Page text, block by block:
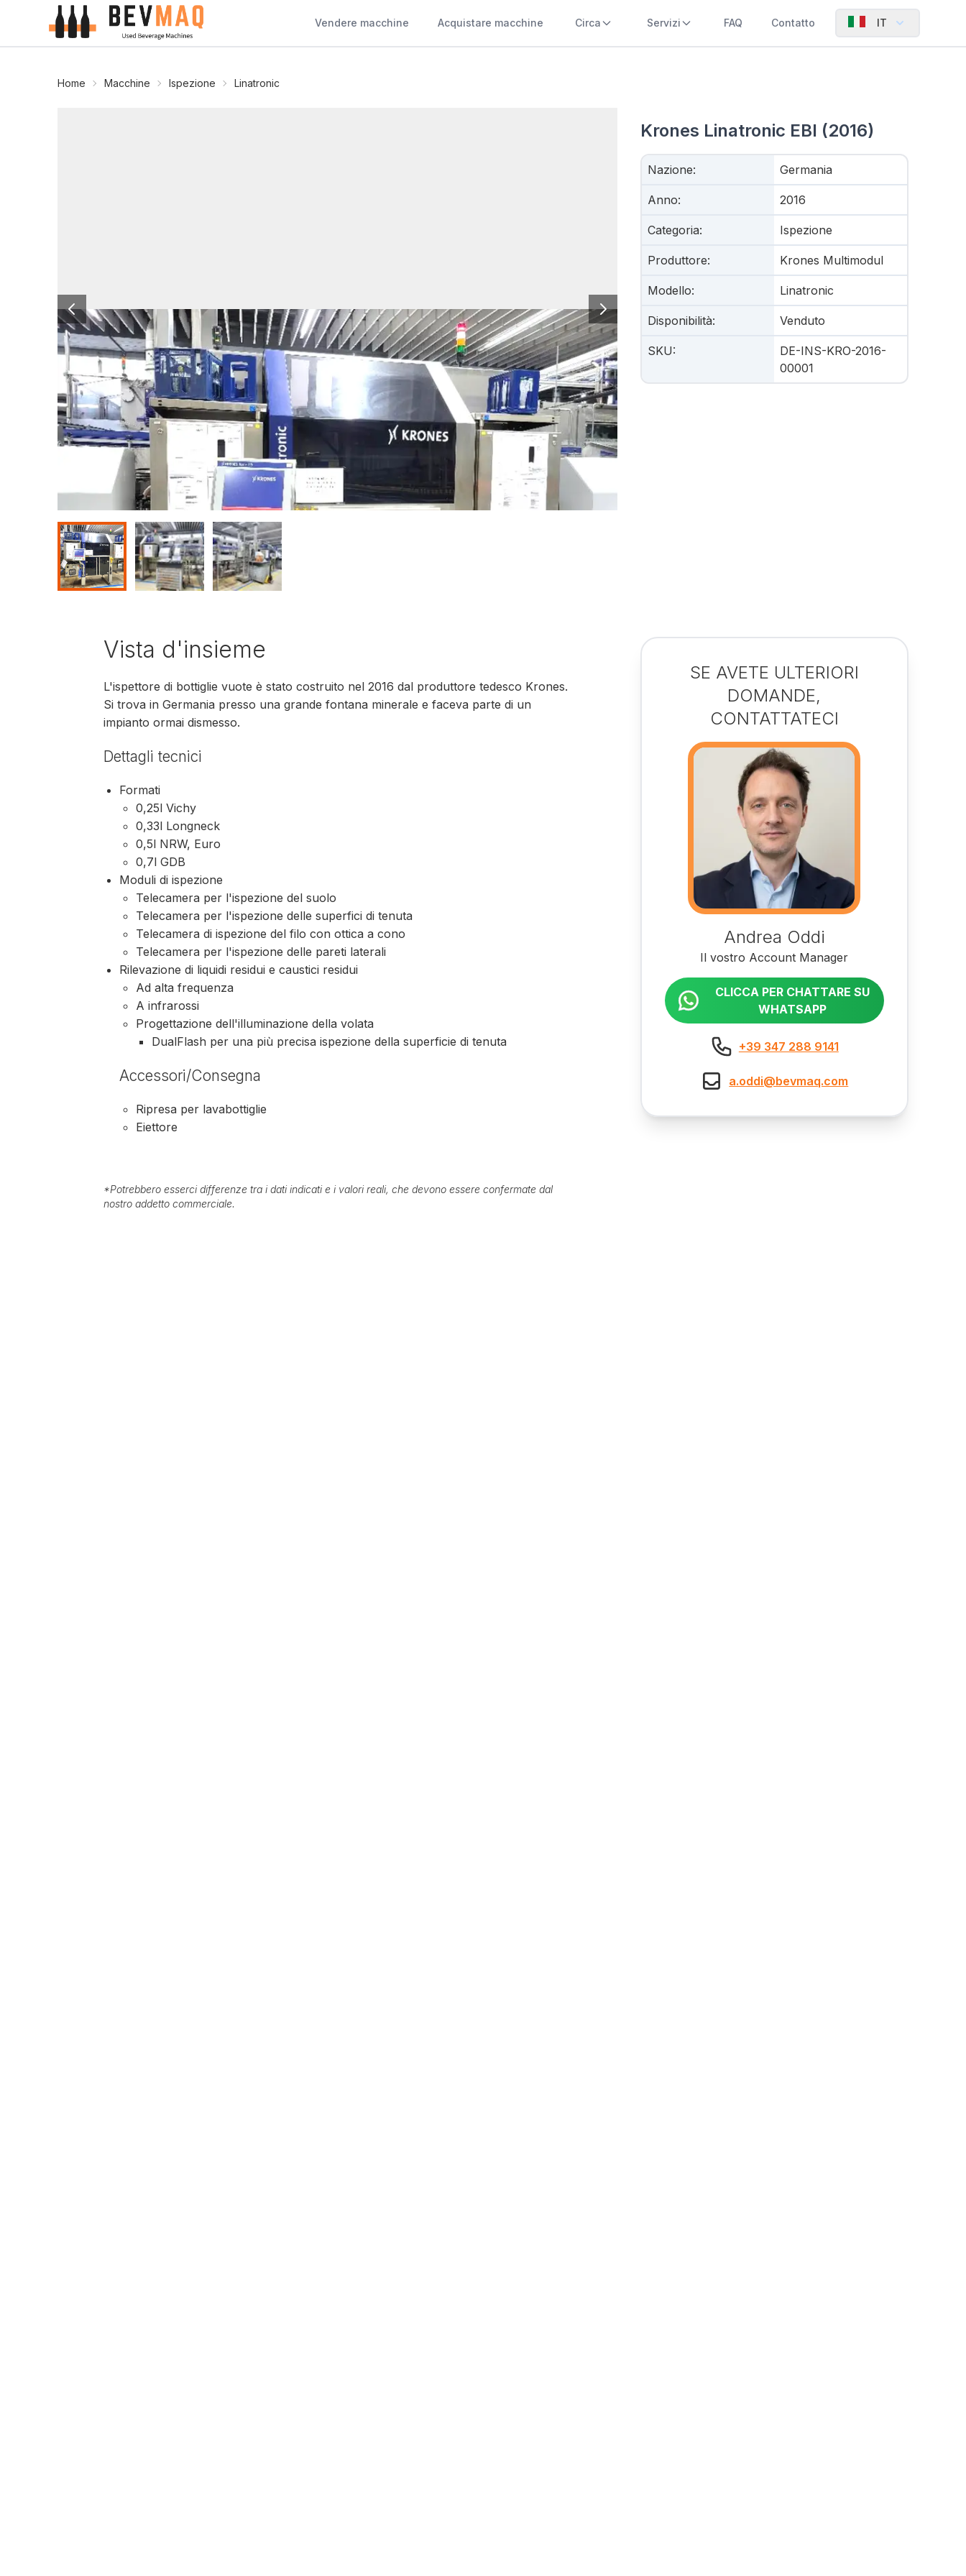
Vendere macchine Acquistare macchine Circa Servizi FAQ Contatto IT
Home Macchine Ispezione Linatronic
Krones Linatronic EBI (2016)
Nazione: Germania
Anno: 2016
Categoria: Ispezione
Produttore: Krones Multimodul
Modello: Linatronic
Disponibilità: Venduto
SKU:
DE-INS-KRO-2016-
00001
Vista d'insieme
L'ispettore di bottiglie vuote è stato costruito nel 2016 dal produttore tedesco Krones.
Si trova in Germania presso una grande fontana minerale e faceva parte di un
impianto ormai dismesso.
Dettagli tecnici
Formati
0,25l Vichy
0,33l Longneck
0,5l NRW, Euro
0,7l GDB
Moduli di ispezione
Telecamera per l'ispezione del suolo
Telecamera per l'ispezione delle superfici di tenuta
Telecamera di ispezione del filo con ottica a cono
Telecamera per l'ispezione delle pareti laterali
Rilevazione di liquidi residui e caustici residui
Ad alta frequenza
A infrarossi
Progettazione dell'illuminazione della volata
DualFlash per una più precisa ispezione della superficie di tenuta
Accessori/Consegna
Ripresa per lavabottiglie
Eiettore
*Potrebbero esserci differenze tra i dati indicati e i valori reali, che devono essere confermate dal
nostro addetto commerciale.
SE AVETE ULTERIORI
DOMANDE,
CONTATTATECI
Andrea Oddi
Il vostro Account Manager
CLICCA PER CHATTARE SU
WHATSAPP
+39 347 288 9141
a.oddi@bevmaq.com